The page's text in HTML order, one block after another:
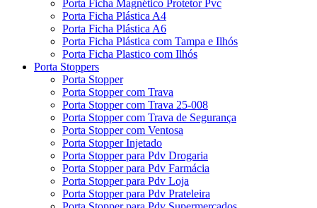
Porta Ficha Magnético Protetor Pvc
Porta Ficha Plástica A4
Porta Ficha Plástica A6
Porta Ficha Plástica com Tampa e Ilhós
Porta Ficha Plastico com Ilhós
Porta Stoppers
Porta Stopper
Porta Stopper com Trava
Porta Stopper com Trava 25-008
Porta Stopper com Trava de Segurança
Porta Stopper com Ventosa
Porta Stopper Injetado
Porta Stopper para Pdv Drogaria
Porta Stopper para Pdv Farmácia
Porta Stopper para Pdv Loja
Porta Stopper para Pdv Prateleira